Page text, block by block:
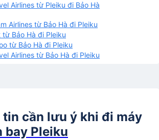
Airlines từ Pleiku đi Bảo Hà
Airlines từ Bảo Hà đi Pleiku
Bảo Hà đi Pleiku
từ Bảo Hà đi Pleiku
Airlines từ Bảo Hà đi Pleiku
tin cần lưu ý khi đi máy
bay Pleiku